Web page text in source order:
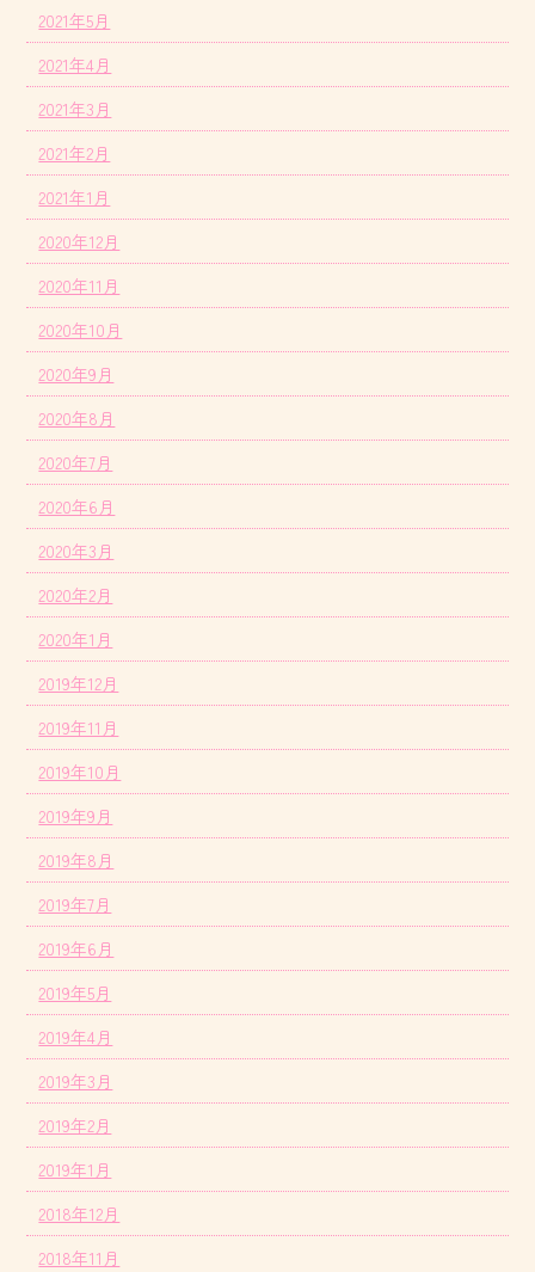
2021年5月
2021年4月
2021年3月
2021年2月
2021年1月
2020年12月
2020年11月
2020年10月
2020年9月
2020年8月
2020年7月
2020年6月
2020年3月
2020年2月
2020年1月
2019年12月
2019年11月
2019年10月
2019年9月
2019年8月
2019年7月
2019年6月
2019年5月
2019年4月
2019年3月
2019年2月
2019年1月
2018年12月
2018年11月